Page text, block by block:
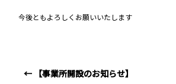
今後ともよろしくお願いいたします
← 【事業所開設のお知らせ】